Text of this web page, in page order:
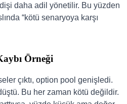
daha adil yönetilir. Bu yüzden
“kötü senaryoya karşı
Örneği
çıktı, option pool genişledi.
Bu her zaman kötü değildir.